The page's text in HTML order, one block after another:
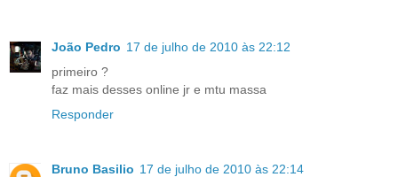
João Pedro 17 de julho de 2010 às 22:12
primeiro ?
faz mais desses online jr e mtu massa
Responder
Bruno Basilio 17 de julho de 2010 às 22:14